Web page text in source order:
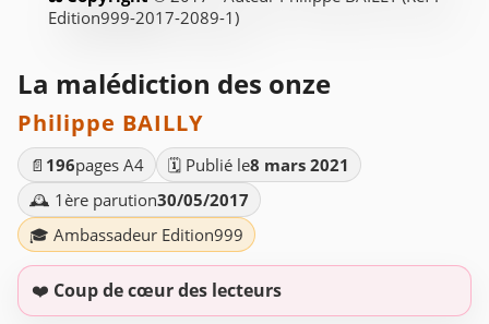
Edition999-2017-2089-1)
La malédiction des onze
Philippe BAILLY
📄 196pages A4 🗓️ Publié le8 mars 2021
🕰️ 1ère parution30/05/2017
🎓 Ambassadeur Edition999
❤️ Coup de cœur des lecteurs